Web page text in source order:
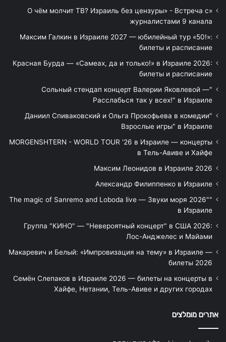
«О чём молчит ТВ? Израиль без цензуры» - Встреча с
журналистами 9 канала
Максим Галкин в Израиле 2027 — юбилейный тур «50!»:
билеты и расписание
Красная Бурда — «Самеах, да и только!» в Израиле 2026:
билеты и расписание
"Сольный стендап концерт Валерии Яковлевой —
Расслабься так у всех!" в Израиле
"Даниил Спиваковский и Ольга Прокофьева в комедии
Взрослые игры" в Израиле
MORGENSHTERN - WORLD TOUR '26 в Израиле — концерты
в Тель-Авиве и Хайфе
Максим Леонидов в Израиле 2026
Александр Филиппенко в Израиле
"The magic of Sanremo and Loboda live — Звуки моря 2026"
в Израиле
Группа "КИНО" — "Невероятный концерт" в США 2026:
Лос-Анджелес и Майами
Макаревич и Белый: «Импровизация на тему» в Израиле —
билеты 2026
Семён Слепаков в Израиле 2026 — билеты на концерты в
Хайфе, Нетании, Тель-Авиве и других городах
אתרים מומלצים